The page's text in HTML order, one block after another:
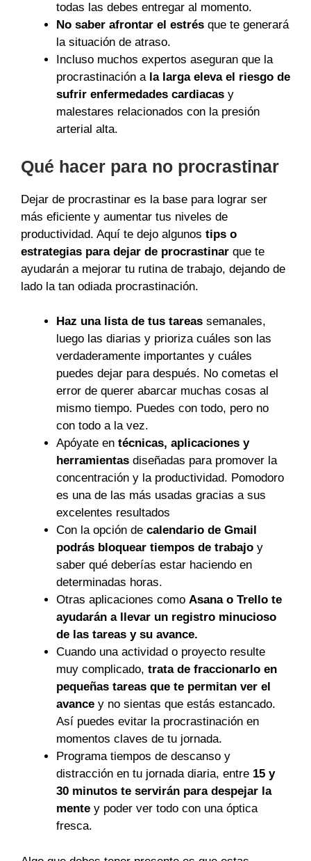
todas las debes entregar al momento.
No saber afrontar el estrés que te generará
la situación de atraso.
Incluso muchos expertos aseguran que la
procrastinación a la larga eleva el riesgo de
sufrir enfermedades cardiacas y
malestares relacionados con la presión
arterial alta.
Qué hacer para no procrastinar
Dejar de procrastinar es la base para lograr ser
más eficiente y aumentar tus niveles de
productividad. Aquí te dejo algunos tips o
estrategias para dejar de procrastinar que te
ayudarán a mejorar tu rutina de trabajo, dejando de
lado la tan odiada procrastinación.
Haz una lista de tus tareas semanales,
luego las diarias y prioriza cuáles son las
verdaderamente importantes y cuáles
puedes dejar para después. No cometas el
error de querer abarcar muchas cosas al
mismo tiempo. Puedes con todo, pero no
con todo a la vez.
Apóyate en técnicas, aplicaciones y
herramientas diseñadas para promover la
concentración y la productividad. Pomodoro
es una de las más usadas gracias a sus
excelentes resultados
Con la opción de calendario de Gmail
podrás bloquear tiempos de trabajo y
saber qué deberías estar haciendo en
determinadas horas.
Otras aplicaciones como Asana o Trello te
ayudarán a llevar un registro minucioso
de las tareas y su avance.
Cuando una actividad o proyecto resulte
muy complicado, trata de fraccionarlo en
pequeñas tareas que te permitan ver el
avance y no sientas que estás estancado.
Así puedes evitar la procrastinación en
momentos claves de tu jornada.
Programa tiempos de descanso y
distracción en tu jornada diaria, entre 15 y
30 minutos te servirán para despejar la
mente y poder ver todo con una óptica
fresca.